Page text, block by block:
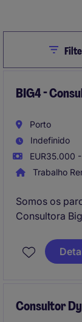
Close
BIG4 -
Porto
Indefinido
EUR35.000
Trabalho
Somos os
Consultora
Estamos em
Cloud
Consultor